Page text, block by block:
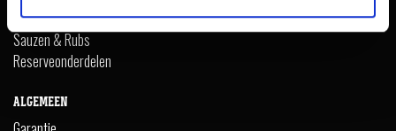
Fanshop
Sauzen & Rubs
Reserveonderdelen
ALGEMEEN